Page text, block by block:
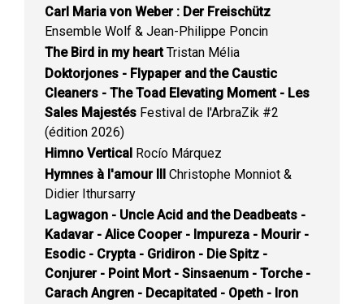
Carl Maria von Weber : Der Freischütz
Ensemble Wolf & Jean-Philippe Poncin
The Bird in my heartTristan Mélia
Doktorjones - Flypaper and the Caustic
Cleaners - The Toad Elevating Moment - Les
Sales Majestés Festival de l'ArbraZik #2
(édition 2026)
Himno Vertical Rocío Márquez
Hymnes à l'amour III Christophe Monniot &
Didier Ithursarry
Lagwagon - Uncle Acid and the Deadbeats -
Kadavar - Alice Cooper - Impureza - Mourir -
Esodic - Crypta - Gridiron - Die Spitz -
Conjurer - Point Mort - Sinsaenum - Torche -
Carach Angren - Decapitated - Opeth - Iron